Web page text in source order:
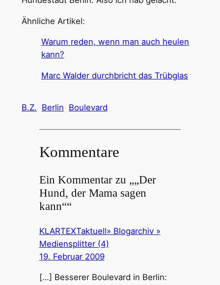
Ähnliche Artikel:
Warum reden, wenn man auch heulen
kann?
Marc Walder durchbricht das Trübglas
B.Z. Berlin Boulevard
Kommentare
Ein Kommentar zu „„Der
Hund, der Mama sagen
kann““
KLARTEXTaktuell» Blogarchiv »
Mediensplitter (4)
19. Februar 2009
[…] Besserer Boulevard in Berlin: